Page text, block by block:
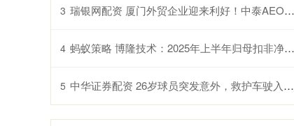
3 瑞银网配资 厦门外贸企业迎来利好！中泰AEO互认正式实施
4 蚂蚁策略 博隆技术：2025年上半年归母扣非净利润2.33亿元 同比增加210.19%
5 中华证券配资 26岁球员突发意外，救护车驶入球场急救！知名男星也自曝发病濒死感受！警惕